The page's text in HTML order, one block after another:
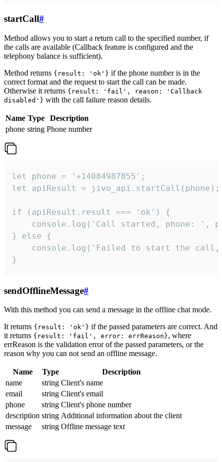
startCall#
Method allows you to start a return call to the specified number, if
the calls are available (Callback feature is configured and the
telephony balance is sufficient).
Method returns {result: 'ok'} if the phone number is in the
correct format and the request to start the call can be made.
Otherwise it returns {result: 'fail', reason: 'Callback
disabled'} with the call failure reason details.
Name Type
Description
phone string Phone number
let phone = '+14084987855';
let apiResult = jivo_api.startCall(phone);
if (apiResult.result === 'ok') {
console.log('Call started, phone: ',
} else {
console.log('Failed to start the
}
sendOfflineMessage#
With this method you can send a message in the offline chat mode.
It returns {result: 'ok'} if the passed parameters are correct. And
it returns {result: 'fail', error: errReason}, where
errReason is the validation error of the passed parameters, or the
reason why you can not send an offline message.
Name Type
Description
name
string Client's name
email
string Client's email
phone
string Client's phone number
description string Additional information about the client
message
string Offline message text